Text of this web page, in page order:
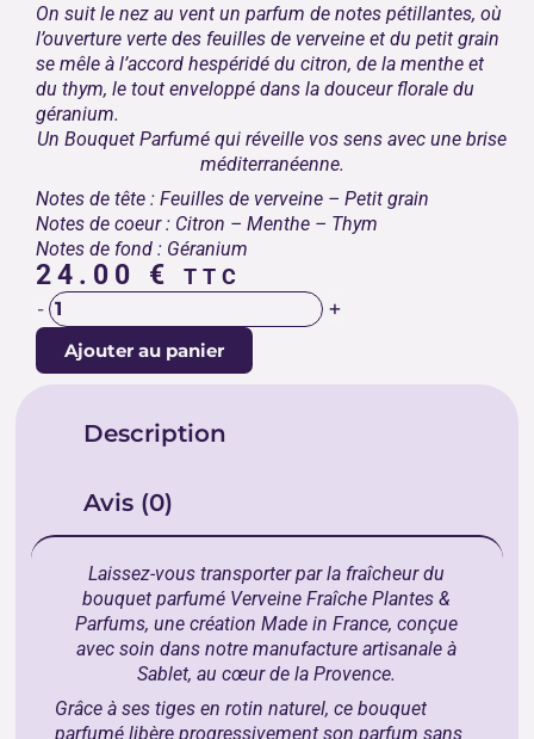
On suit le nez au vent un parfum de notes pétillantes, où
l’ouverture verte des feuilles de verveine et du petit grain
se mêle à l’accord hespéridé du citron, de la menthe et
du thym, le tout enveloppé dans la douceur florale du
géranium.
Un Bouquet Parfumé qui réveille vos sens avec une brise
méditerranéenne.
Notes de tête : Feuilles de verveine – Petit grain
Notes de coeur : Citron – Menthe – Thym
Notes de fond : Géranium
24.00 € TTC
- quantité
de
BOUQUET
FRAÎCHE
+
Ajouter au panier
Description
Avis (0)
Laissez-vous transporter par la fraîcheur du
bouquet parfumé Verveine Fraîche Plantes &
Parfums, une création Made in France, conçue
avec soin dans notre manufacture artisanale à
Sablet, au cœur de la Provence.
Grâce à ses tiges en rotin naturel, ce bouquet
parfumé libère progressivement son parfum sans